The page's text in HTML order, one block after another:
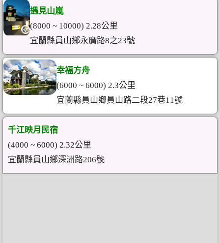
遇見山嵐
(8000 ~ 10000) 2.28公里
宜蘭縣員山鄉永廣路8之23號
幸福方舟
(6000 ~ 6000) 2.3公里
宜蘭縣員山鄉員山路二段27巷11號
千江映月民宿
(4000 ~ 6000) 2.32公里
宜蘭縣員山鄉深洲路206號